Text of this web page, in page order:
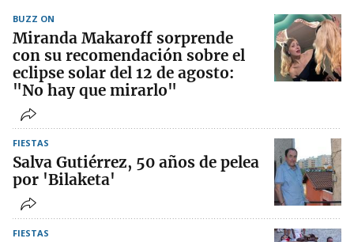
BUZZ ON
Miranda Makaroff sorprende
con su recomendación sobre el
eclipse solar del 12 de agosto:
"No hay que mirarlo"
FIESTAS
Salva Gutiérrez, 50 años de pelea
por 'Bilaketa'
FIESTAS